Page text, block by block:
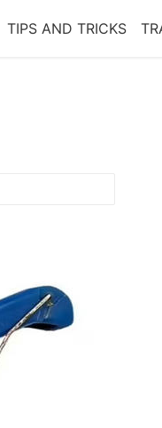
TIPS AND TRICKS